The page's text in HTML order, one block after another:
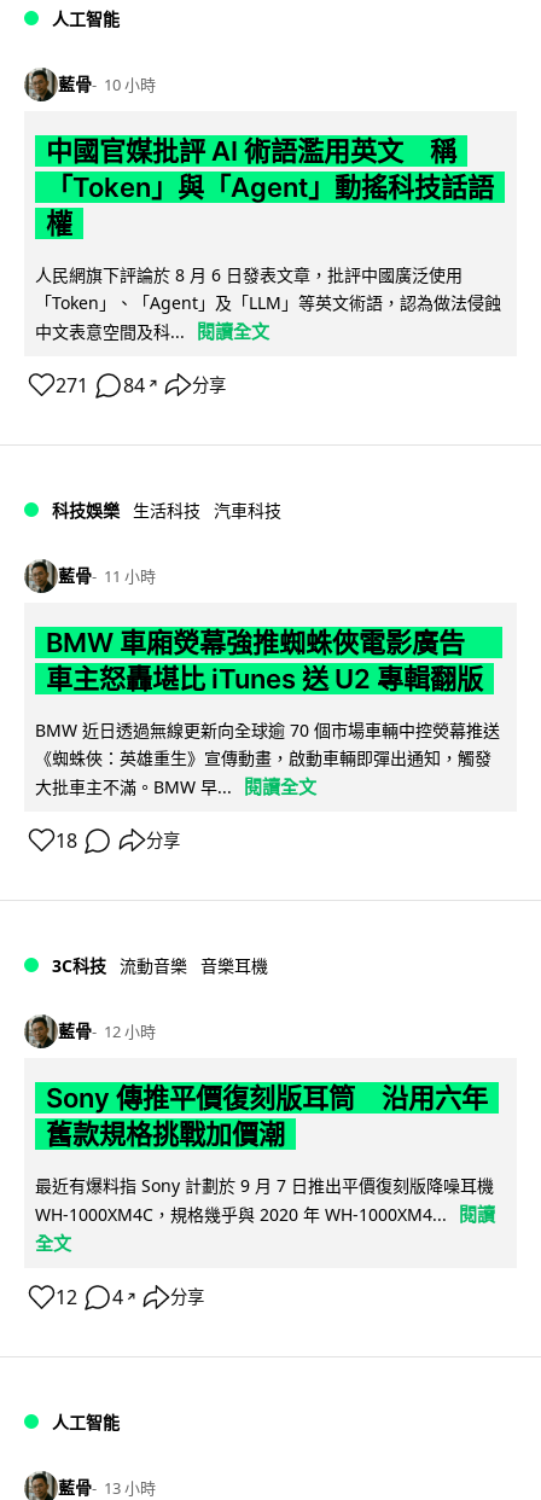
人工智能
藍骨 10 小時
中國官媒批評 AI 術語濫用英文 稱
「Token」與「Agent」動搖科技話語
權
人民網旗下評論於 8 月 6 日發表文章，批評中國廣泛使用
「Token」、「Agent」及「LLM」等英文術語，認為做法侵蝕
中文表意空間及科...
閱讀全文
271 84 ↗ 分享
科技娛樂 生活科技 汽車科技
藍骨 11 小時
BMW 車廂熒幕強推蜘蛛俠電影廣告
車主怒轟堪比 iTunes 送 U2 專輯翻版
BMW 近日透過無線更新向全球逾 70 個市場車輛中控熒幕推送
《蜘蛛俠：英雄重生》宣傳動畫，啟動車輛即彈出通知，觸發
大批車主不滿。BMW 早...
閱讀全文
18 分享
3C科技 流動音樂 音樂耳機
藍骨 12 小時
Sony 傳推平價復刻版耳筒 沿用六年
舊款規格挑戰加價潮
最近有爆料指 Sony 計劃於 9 月 7 日推出平價復刻版降噪耳機
WH-1000XM4C，規格幾乎與 2020 年 WH-1000XM4...
閱讀
全文
12 4 ↗ 分享
人工智能
藍骨 13 小時